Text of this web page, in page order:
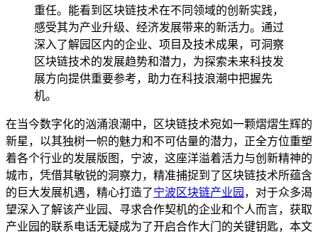
重任。能看到区块链技术在不同领域的创新实践，
感受其为产业升级、经济发展带来的新活力。通过
深入了解园区内的企业、项目及技术成果，可洞察
区块链技术的发展趋势和潜力，为探索未来科技发
展方向提供重要参考，助力在科技浪潮中把握先
机。
在当今数字化的汹涌浪潮中，区块链技术宛如一颗熠熠生辉的
新星，以其独树一帜的魅力和不可估量的潜力，正全方位重塑
着各个行业的发展版图，宁波，这座洋溢着活力与创新精神的
城市，凭借其敏锐的洞察力，精准捕捉到了区块链技术所蕴含
的巨大发展机遇，精心打造了宁波区块链产业园 ，对于众多渴
望深入了解该产业园、寻求合作契机的企业和个人而言，获取
产业园的联系电话无疑成为了开启合作大门的关键钥匙，本文